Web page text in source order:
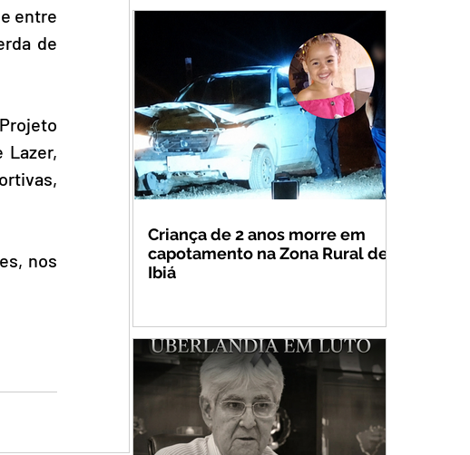
entre
de
Lazer,
nos
Criança de 2 anos morre em
capotamento na Zona Rural de
Ibiá